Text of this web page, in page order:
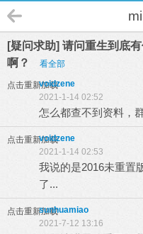
[疑问求助] 请问重生到底
啊？
看全部
点击重新加载voidzene
2021-1-14 02:52
怎么都查不到资料，
点击重新加载voidzene
2021-1-14 02:53
我说的是2016未重置
了...
点击重新加载sunhuamiao
2021-7-12 13:16